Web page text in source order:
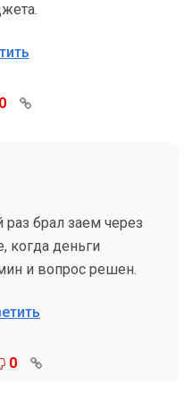
0
брал заем через
когда деньги
и вопрос решен.
0